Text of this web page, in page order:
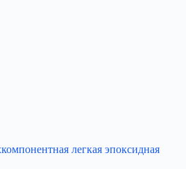
легкая эпоксидная